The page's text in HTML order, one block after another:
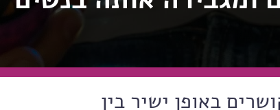
באופן ישיר בין